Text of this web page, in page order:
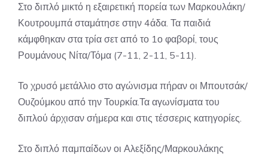
Στο διπλό μικτό η εξαιρετική πορεία των Μαρκουλάκη/
Κουτρουμπά σταμάτησε στην 4άδα. Τα παιδιά
κάμφθηκαν στα τρία σετ από το 1ο φαβορί, τους
Ρουμάνους Νίτα/Τόμα (7-11, 2-11, 5-11).
Το χρυσό μετάλλιο στο αγώνισμα πήραν οι Μπουτσάκ/
Ουζούμκου από την Τουρκία.Τα αγωνίσματα του
διπλού άρχισαν σήμερα και στις τέσσερις κατηγορίες.
Στο διπλό παμπαίδων οι Αλεξίδης/Μαρκουλάκης